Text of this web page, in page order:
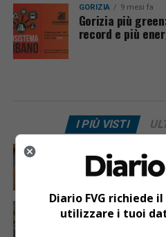
GORIZIA 9 mesi fa
Gorizia più
record e più
I PIÙ VISTI
Mostravano vacanze
dietro il lusso un
CRONACA & ATTUALITÀ 2
Acqua da usare con
Diario FVG richiede
utilizzare i tuoi